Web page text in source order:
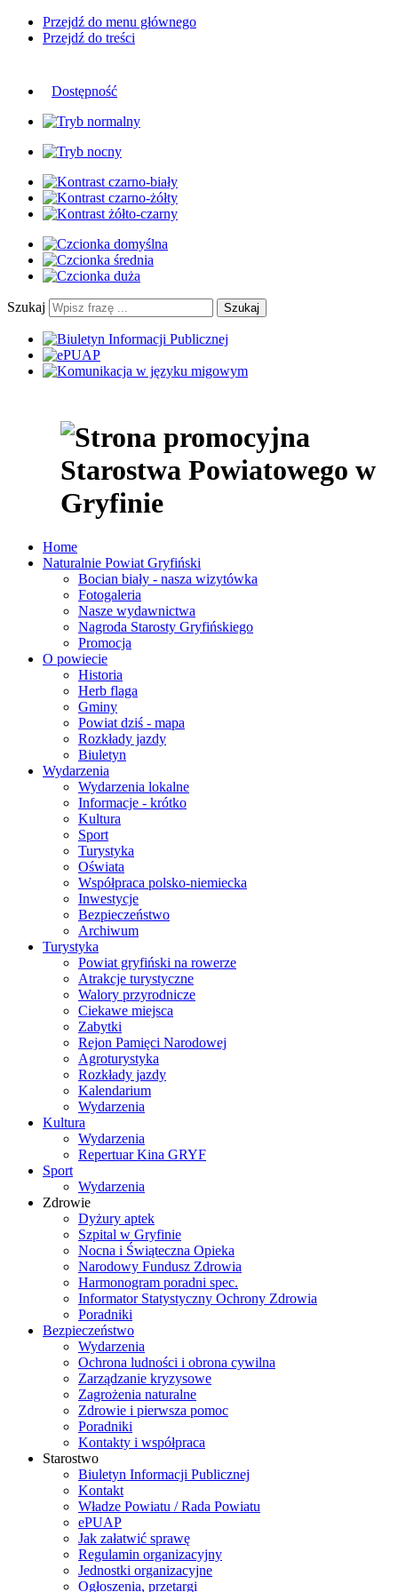
Przejdź do menu głównego
Przejdź do treści
Dostępność
Szukaj Szukaj
Home
Naturalnie Powiat Gryfiński
Bocian biały - nasza wizytówka
Fotogaleria
Nasze wydawnictwa
Nagroda Starosty Gryfińskiego
Promocja
O powiecie
Historia
Herb flaga
Gminy
Powiat dziś - mapa
Rozkłady jazdy
Biuletyn
Wydarzenia
Wydarzenia lokalne
Informacje - krótko
Kultura
Sport
Turystyka
Oświata
Współpraca polsko-niemiecka
Inwestycje
Bezpieczeństwo
Archiwum
Turystyka
Powiat gryfiński na rowerze
Atrakcje turystyczne
Walory przyrodnicze
Ciekawe miejsca
Zabytki
Rejon Pamięci Narodowej
Agroturystyka
Rozkłady jazdy
Kalendarium
Wydarzenia
Kultura
Wydarzenia
Repertuar Kina GRYF
Sport
Wydarzenia
Zdrowie
Dyżury aptek
Szpital w Gryfinie
Nocna i Świąteczna Opieka
Narodowy Fundusz Zdrowia
Harmonogram poradni spec.
Informator Statystyczny Ochrony Zdrowia
Poradniki
Bezpieczeństwo
Wydarzenia
Ochrona ludności i obrona cywilna
Zarządzanie kryzysowe
Zagrożenia naturalne
Zdrowie i pierwsza pomoc
Poradniki
Kontakty i współpraca
Starostwo
Biuletyn Informacji Publicznej
Kontakt
Władze Powiatu / Rada Powiatu
ePUAP
Jak załatwić sprawę
Regulamin organizacyjny
Jednostki organizacyjne
Ogłoszenia, przetargi